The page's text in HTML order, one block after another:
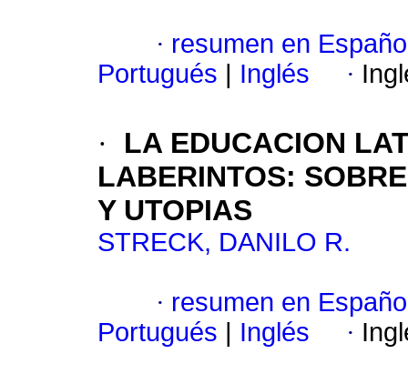
· resumen en
Portugués
Inglés ·
·
LA EDUCACION
LABERINTOS:
Y UTOPIAS
STRECK, DANILO R.
· resumen en
Portugués
Inglés ·